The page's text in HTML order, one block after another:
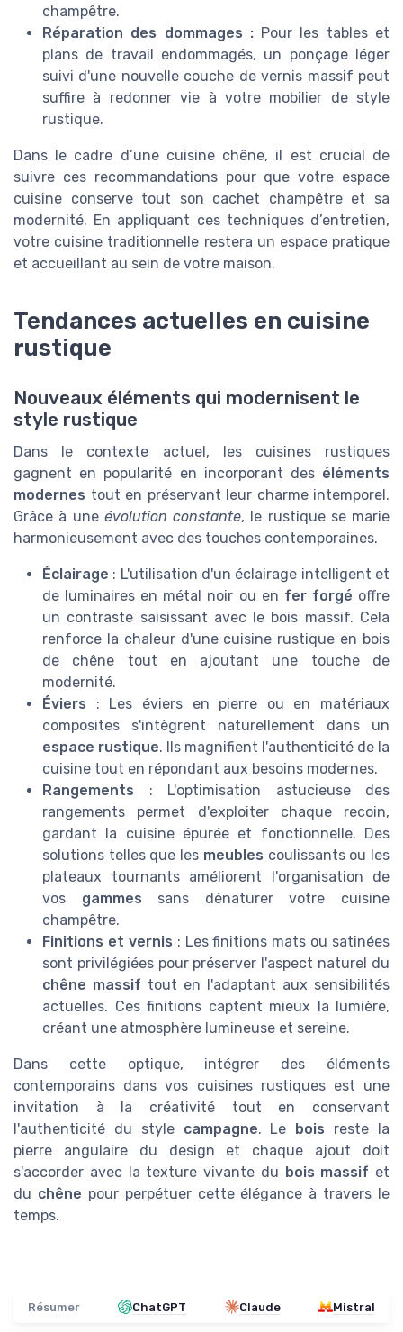
champêtre.
Réparation des dommages :Pour les tables et
plans de travail endommagés, un ponçage léger
suivi d'une nouvelle couche de vernis massif peut
suffire à redonner vie à votre mobilier de style
rustique.
Dans le cadre d’une cuisine chêne, il est crucial de
suivre ces recommandations pour que votre espace
cuisine conserve tout son cachet champêtre et sa
modernité. En appliquant ces techniques d’entretien,
votre cuisine traditionnelle restera un espace pratique
et accueillant au sein de votre maison.
Tendances actuelles en cuisine
rustique
Nouveaux éléments qui modernisent le
style rustique
Dans le contexte actuel, les cuisines rustiques
gagnent en popularité en incorporant des éléments
modernes tout en préservant leur charme intemporel.
Grâce à une évolution constante, le rustique se marie
harmonieusement avec des touches contemporaines.
Éclairage : L'utilisation d'un éclairage intelligent et
de luminaires en métal noir ou en fer forgé offre
un contraste saisissant avec le bois massif. Cela
renforce la chaleur d'une cuisine rustique en bois
de chêne tout en ajoutant une touche de
modernité.
Éviers : Les éviers en pierre ou en matériaux
composites s'intègrent naturellement dans un
espace rustique. Ils magnifient l'authenticité de la
cuisine tout en répondant aux besoins modernes.
Rangements : L'optimisation astucieuse des
rangements permet d'exploiter chaque recoin,
gardant la cuisine épurée et fonctionnelle. Des
solutions telles que les meubles coulissants ou les
plateaux tournants améliorent l'organisation de
vos gammes sans dénaturer votre cuisine
champêtre.
Finitions et vernis : Les finitions mats ou satinées
sont privilégiées pour préserver l'aspect naturel du
chêne massif tout en l'adaptant aux sensibilités
actuelles. Ces finitions captent mieux la lumière,
créant une atmosphère lumineuse et sereine.
Dans cette optique, intégrer des éléments
contemporains dans vos cuisines rustiques est une
invitation à la créativité tout en conservant
l'authenticité du style campagne. Le bois reste la
pierre angulaire du design et chaque ajout doit
s'accorder avec la texture vivante du bois massif et
du chêne pour perpétuer cette élégance à travers le
temps.
Résumer ChatGPT Claude Mistral